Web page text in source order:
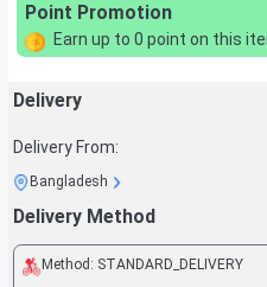
Point Promotion
Earn up to 0 point on this
Delivery
Delivery From:
Bangladesh
Delivery Method
Method: STANDARD_DELIVERY